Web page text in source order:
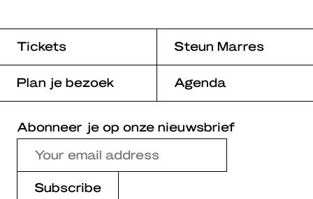
Tickets Steun Marres
Plan je bezoek Agenda
Abonneer je op onze nieuwsbrief